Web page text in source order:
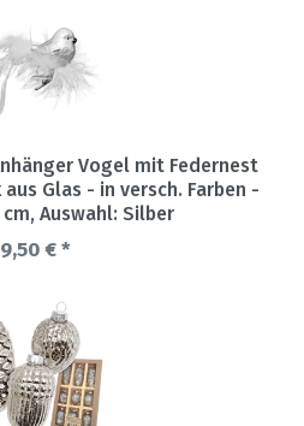
Vogel mit Federnest
Glas - in versch. Farben -
, Auswahl: Silber
9,50 € *